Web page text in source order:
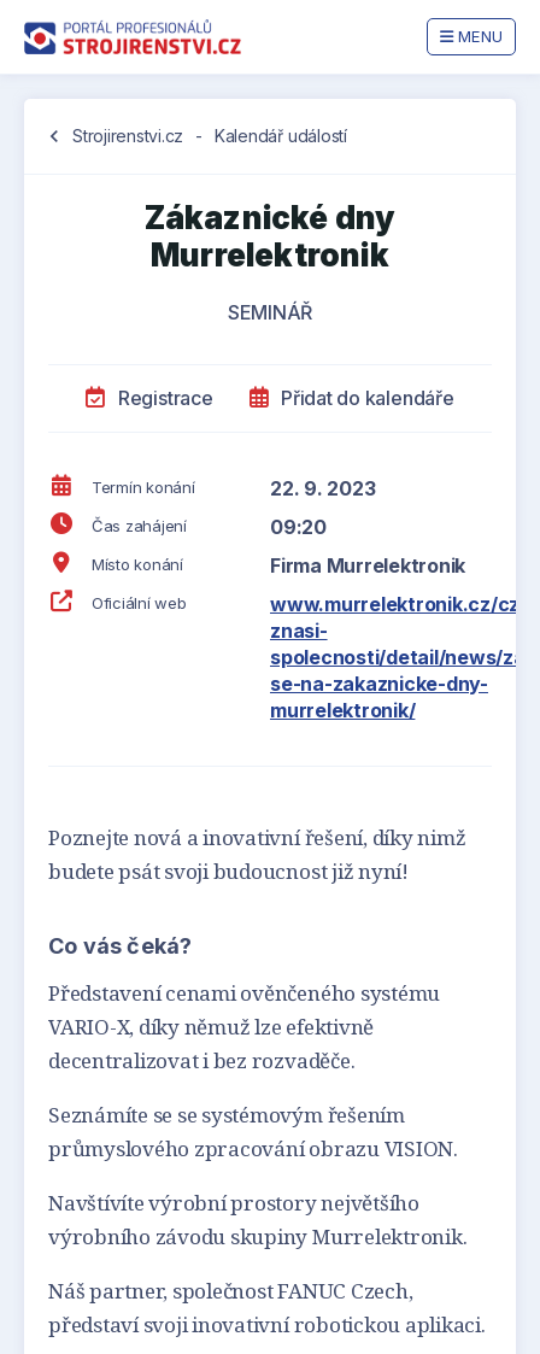
MENU
chevron_left Strojirenstvi.cz - Kalendář událostí
Zákaznické dny
Murrelektronik
SEMINÁŘ
Registrace Přidat do kalendáře
Termín konání 22. 9. 2023
Čas zahájení 09:20
Místo konání Firma Murrelektronik
Oficiální web
www.murrelektronik.cz/cz/
znasi-
spolecnosti/detail/news/
se-na-zakaznicke-dny-
murrelektronik/
Poznejte nová a inovativní řešení, díky nimž
budete psát svoji budoucnost již nyní!
Co vás čeká?
Představení cenami ověnčeného systému
VARIO-X, díky němuž lze efektivně
decentralizovat i bez rozvaděče.
Seznámíte se se systémovým řešením
průmyslového zpracování obrazu VISION.
Navštívíte výrobní prostory největšího
výrobního závodu skupiny Murrelektronik.
Náš partner, společnost FANUC Czech,
představí svoji inovativní robotickou aplikaci.